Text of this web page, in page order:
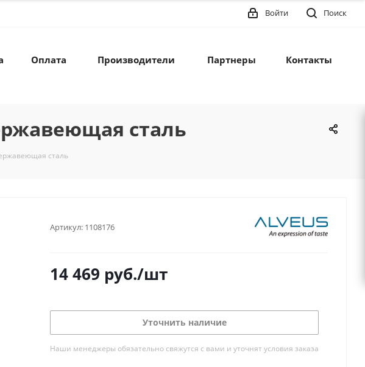
Поиск
Войти
Оплата Производители Партнеры Контакты
сталь
сталь
Артикул: 1108176
14 469 руб./шт
Уточнить наличие
Наши менеджеры обязательно свяжутся с вами и уточнят условия заказа